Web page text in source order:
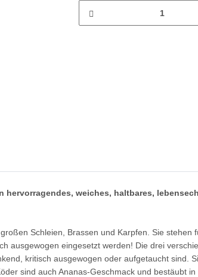
weiches, haltbares,
Schleien, Brassen und Karpfen. Sie
ausgewogen eingesetzt werden! Die drei
kritisch ausgewogen oder aufgetaucht sind.
sind auch Ananas-Geschmack und bestäubt